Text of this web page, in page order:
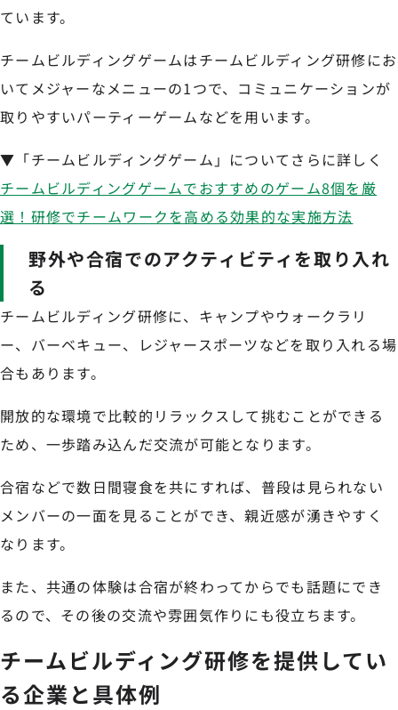
ています。
チームビルディングゲームはチームビルディング研修にお
いてメジャーなメニューの1つで、コミュニケーションが
取りやすいパーティーゲームなどを用います。
▼「チームビルディングゲーム」についてさらに詳しく
チームビルディングゲームでおすすめのゲーム8個を厳
選！研修でチームワークを高める効果的な実施方法
野外や合宿でのアクティビティを取り入れ
る
チームビルディング研修に、キャンプやウォークラリ
ー、バーベキュー、レジャースポーツなどを取り入れる場
合もあります。
開放的な環境で比較的リラックスして挑むことができる
ため、一歩踏み込んだ交流が可能となります。
合宿などで数日間寝食を共にすれば、普段は見られない
メンバーの一面を見ることができ、親近感が湧きやすく
なります。
また、共通の体験は合宿が終わってからでも話題にでき
るので、その後の交流や雰囲気作りにも役立ちます。
チームビルディング研修を提供してい
る企業と具体例